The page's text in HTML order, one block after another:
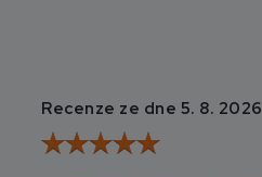
Recenze ze dne 5. 8. 2026